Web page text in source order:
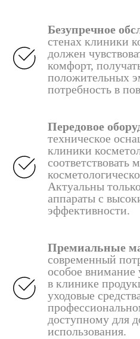
Безупречное
стенах клиники
должен
комфорт,
положительных
потребность в
Передовое
техническое
клиники
соответствовать
Актуальны
аппараты с
эффективности.
Премиальные
современный
особое
в клинике
уходовые
доступному для
использования.